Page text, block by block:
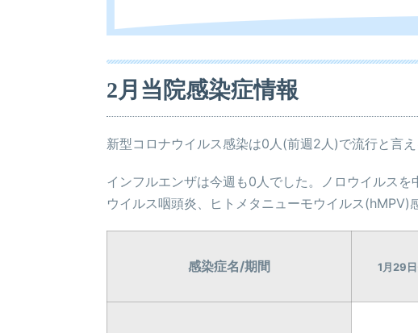
2月当院感染症情報
新型コロナウイルス感染は0人(前週2人)で流行と言え
インフルエンザは今週も0人でした。ノロウイルス
ウイルス咽頭炎、ヒトメタニューモウイルス(hMPV)
感染症名/期間 1月29